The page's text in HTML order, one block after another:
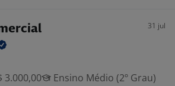
31 jul
3.000,00
Ensino Médio (2º Grau)